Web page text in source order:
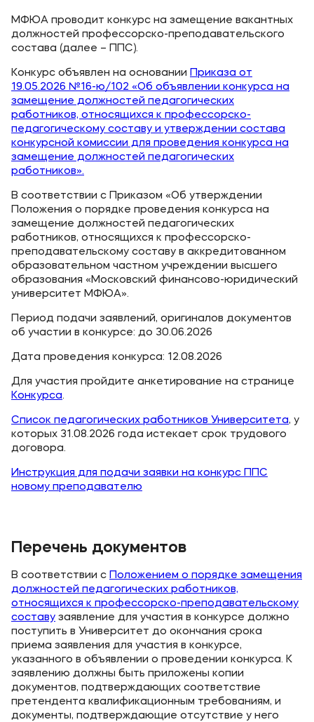
Институт дополнительного образования
Уровни образования
Среднее профессиональное образование
Высшее образование
Дополнительное образование
Объявления
Новости вуза
Контакты
Карьера
Приемная комиссия
+7 (8332) 37-53-22
+7 (8332) 37-47-04
Полезное
Банковские реквизиты
Мы в соцсетях
Подобрать программу
МФЮА проводит конкурс на замещение вакантных
должностей профессорско-преподавательского
состава (далее – ППС).
Конкурс объявлен на основании Приказа от
19.05.2026 №16-ю/102 «Об объявлении конкурса на
замещение должностей педагогических
работников, относящихся к профессорско-
педагогическому составу и утверждении состава
конкурсной комиссии для проведения конкурса на
замещение должностей педагогических
работников».
В соответствии с Приказом «Об утверждении
Положения о порядке проведения конкурса на
замещение должностей педагогических
работников, относящихся к профессорско-
преподавательскому составу в аккредитованном
образовательном частном учреждении высшего
образования «Московский финансово-юридический
университет МФЮА».
Период подачи заявлений, оригиналов документов
об участии в конкурсе: до 30.06.2026
Дата проведения конкурса: 12.08.2026
Для участия пройдите анкетирование на странице
Конкурса.
Список педагогических работников Университета, у
которых 31.08.2026 года истекает срок трудового
договора.
Инструкция для подачи заявки на конкурс ППС
новому преподавателю
Перечень документов
В соответствии с Положением о порядке замещения
должностей педагогических работников,
относящихся к профессорско-преподавательскому
составу заявление для участия в конкурсе должно
поступить в Университет до окончания срока
приема заявления для участия в конкурсе,
указанного в объявлении о проведении конкурса. К
заявлению должны быть приложены копии
документов, подтверждающих соответствие
претендента квалификационным требованиям, и
документы, подтверждающие отсутствие у него